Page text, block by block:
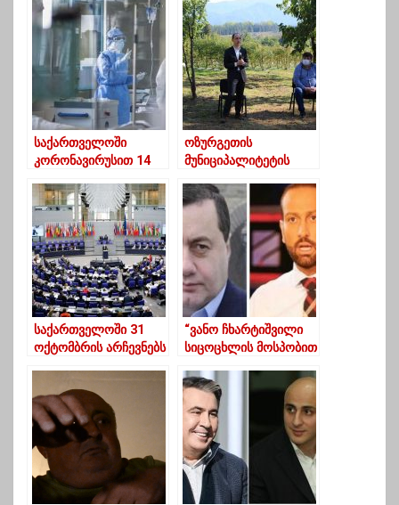
საქართველოში
კორონავირუსით 14
გარდაიცვალა
ოზურგეთის
მუნიციპალიტეტის
„ბლუბერის“ კუთვნილ
ლურჯი მოცვის
პლანტაციაში გურიის
რეგიონის
ფერმერებთან
შეხვედრა გაიმართა
საქართველოში 31
ოქტომბრის არჩევნებს
დააკვირდება
“ვანო ჩხარტიშვილი
სიცოცხლის მოსპობით
მელაძე